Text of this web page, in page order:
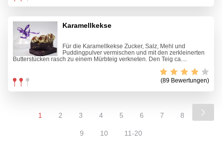
Karamellkekse
Für die Karamellkekse Zucker, Salz, Mehl und
Puddingpulver vermischen und mit den zerkleinerten
Butterstücken rasch zu einem Mürbteig verkneten. Den Teig ca....
(89 Bewertungen)
1 2 3 4 5 6 7 8
9 10 11-20